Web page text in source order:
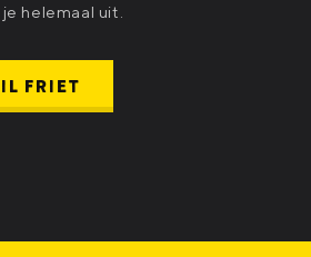
helemaal uit.
FRIET